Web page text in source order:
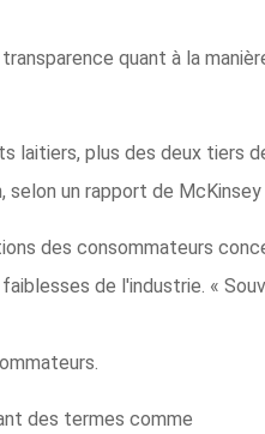
quant à la
laitiers, plus des deux tiers
un rapport de McKinsey
des consommateurs
de l'industrie. «
des termes comme